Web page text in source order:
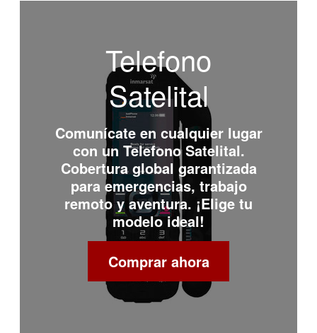
Telefono
Satelital
Comunícate en cualquier lugar
con un Telefono Satelital.
Cobertura global garantizada
para emergencias, trabajo
remoto y aventura. ¡Elige tu
modelo ideal!
Comprar ahora